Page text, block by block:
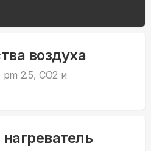
воздуха
2.5, CO2 и